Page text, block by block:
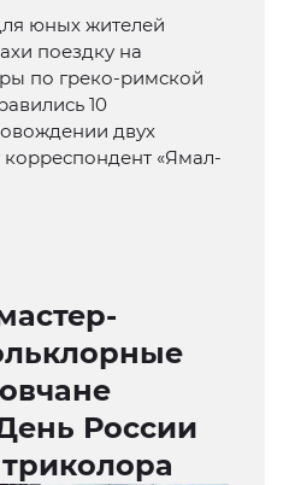
юных жителей
поездку на
по греко-римской
10
двух
«Ямал-
России